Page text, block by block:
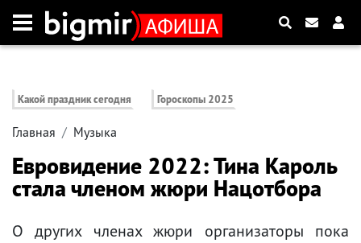
Какой праздник сегодня Гороскопы 2025
Главная Музыка
Евровидение 2022: Тина Кароль
стала членом жюри Нацотбора
О других членах жюри организаторы пока